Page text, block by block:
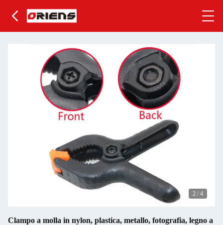
2 / 4
Clampo a molla in nylon, plastica, metallo, fotografia, legno a